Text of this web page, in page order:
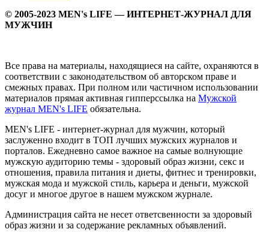
© 2005-2023 MEN's LIFE — ИНТЕРНЕТ-ЖУРНАЛ ДЛЯ
МУЖЧИН
Все права на материалы, находящиеся на сайте, охраняются в
соответствии с законодательством об авторском праве и
смежных правах. При полном или частичном использовании
материалов прямая активная гипперссылка на Мужской
журнал MEN's LIFE обязательна.
MEN's LIFE - интернет-журнал для мужчин, который
заслуженно входит в ТОП лучших мужских журналов и
порталов. Ежедневно самое важное на самые волнующие
мужскую аудиторию темы - здоровый образ жизни, секс и
отношения, правила питания и диеты, фитнес и тренировки,
мужская мода и мужской стиль, карьера и деньги, мужской
досуг и многое другое в нашем мужском журнале.
Администрация сайта не несет ответсвенности за здоровый
образ жизни и за содержание рекламных объявлений.